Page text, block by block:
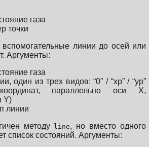
газа
точки
вспомогательные линии до осей или
Аргументы:
газа
один из трех видов: “0” / “xp” / “yp”
параллельно оси X,
Y)
линии
методу line, но вместо одного
список состояний. Аргументы: